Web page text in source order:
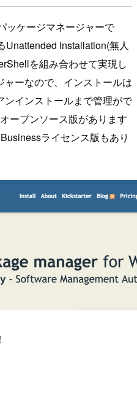
ッケージマネージャーで
Installation(無人
を組み合わせて実現し
ーなので、インストールは
ンインストールまで管理がで
ープンソース版があります
ライセンス版もあり